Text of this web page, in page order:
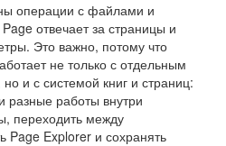
операции с файлами и
отвечает за страницы и
Это важно, потому что
не только с отдельным
и с системой книг и страниц:
разные работы внутри
переходить между
Page Explorer и сохранять